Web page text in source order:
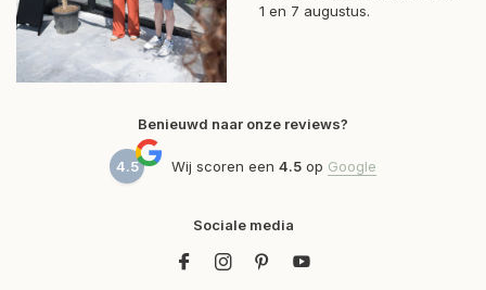
1 en 7 augustus.
Benieuwd naar onze reviews?
4.5 Wij scoren een 4.5 op Google
Sociale media